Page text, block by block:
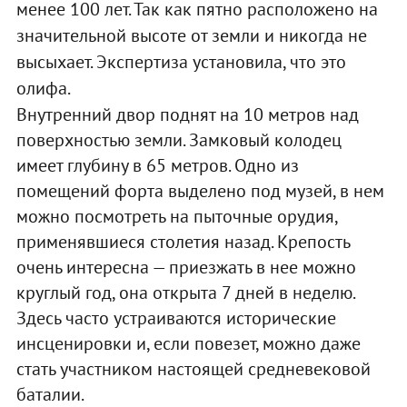
менее 100 лет. Так как пятно расположено на
значительной высоте от земли и никогда не
высыхает. Экспертиза установила, что это
олифа.
Внутренний двор поднят на 10 метров над
поверхностью земли. Замковый колодец
имеет глубину в 65 метров. Одно из
помещений форта выделено под музей, в нем
можно посмотреть на пыточные орудия,
применявшиеся столетия назад. Крепость
очень интересна — приезжать в нее можно
круглый год, она открыта 7 дней в неделю.
Здесь часто устраиваются исторические
инсценировки и, если повезет, можно даже
стать участником настоящей средневековой
баталии.